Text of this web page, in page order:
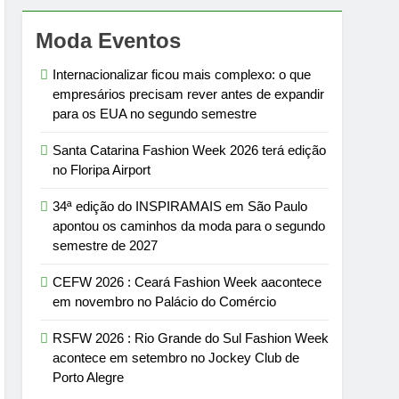
Moda Eventos
Internacionalizar ficou mais complexo: o que
empresários precisam rever antes de expandir
para os EUA no segundo semestre
Santa Catarina Fashion Week 2026 terá edição
no Floripa Airport
34ª edição do INSPIRAMAIS em São Paulo
apontou os caminhos da moda para o segundo
semestre de 2027
CEFW 2026 : Ceará Fashion Week aacontece
em novembro no Palácio do Comércio
RSFW 2026 : Rio Grande do Sul Fashion Week
acontece em setembro no Jockey Club de
Porto Alegre